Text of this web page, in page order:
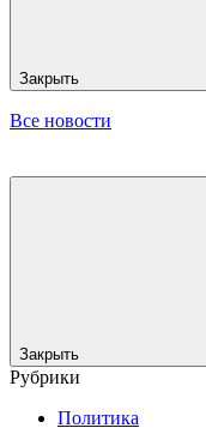
Закрыть
Все новости
Закрыть
Рубрики
Политика